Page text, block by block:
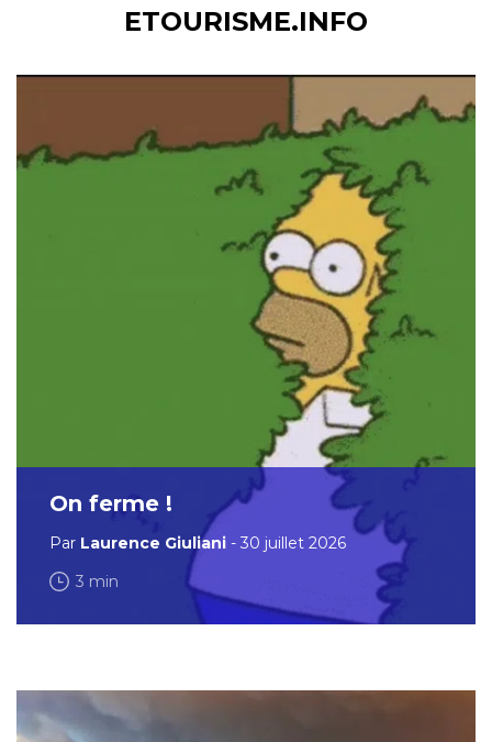
ETOURISME.INFO
On ferme !
Par Laurence Giuliani - 30 juillet 2026
3 min